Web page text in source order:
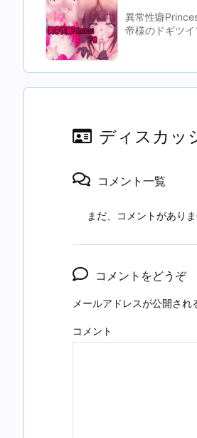
異常性癖
帝様のドギツ
ディスカッ
コメント一覧
まだ、コメントがあり
コメントをどうぞ
メールアドレスが公開され
コメント